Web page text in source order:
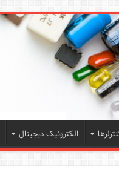
الکترونیک دیجیتال